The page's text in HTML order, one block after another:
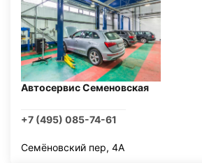
Автосервис Семеновская
+7 (495) 085-74-61
Семёновский пер, 4А